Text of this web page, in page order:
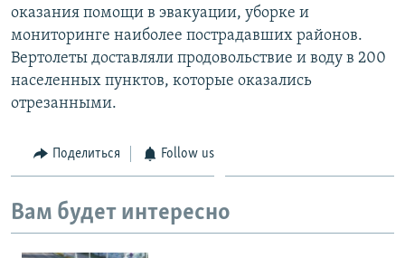
оказания помощи в эвакуации, уборке и
мониторинге наиболее пострадавших районов.
Вертолеты доставляли продовольствие и воду в 200
населенных пунктов, которые оказались
отрезанными.
Поделиться Follow us
Вам будет интересно